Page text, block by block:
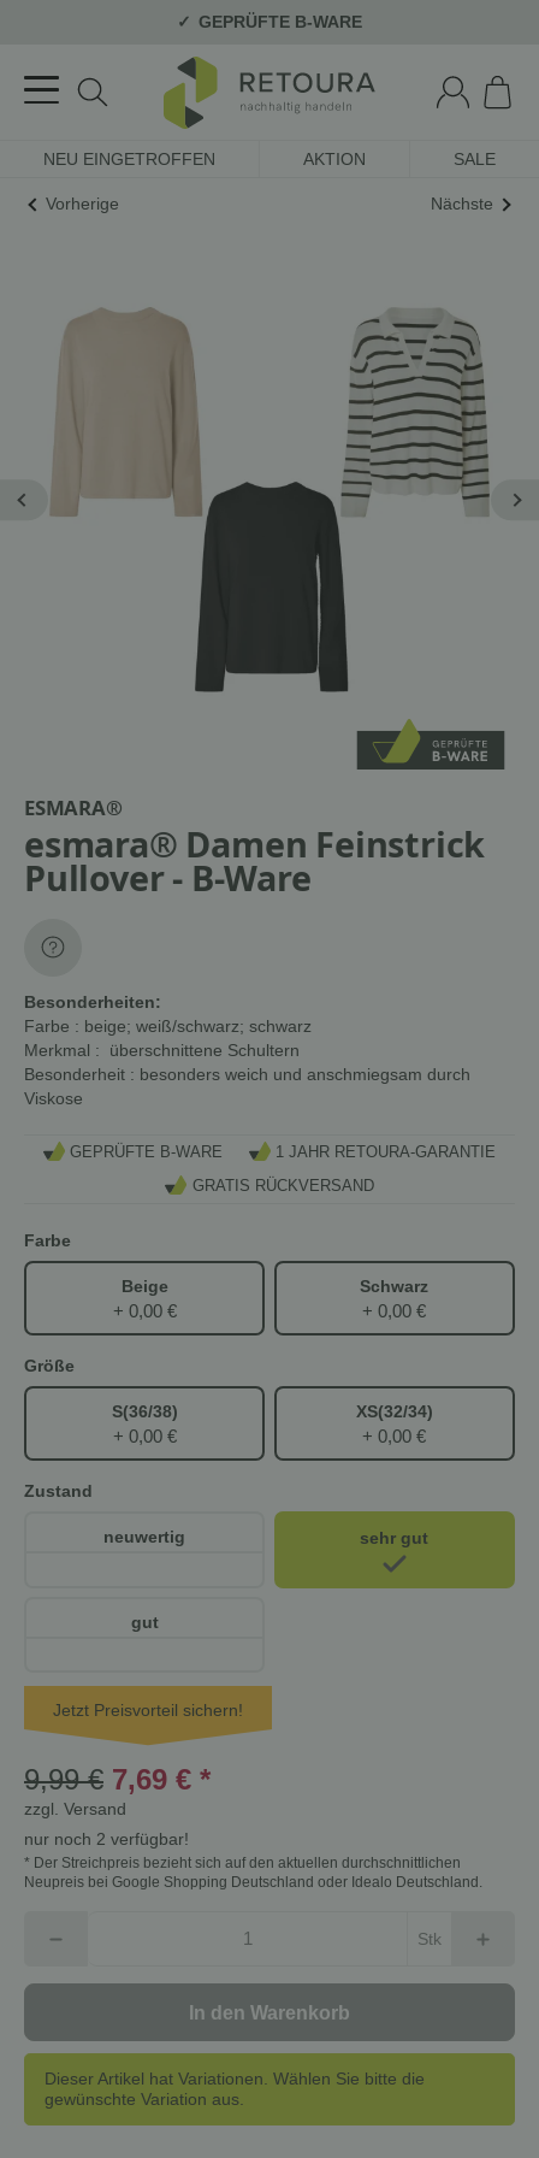
GEPRÜFTE B-WARE
NEU EINGETROFFEN AKTION SALE
Vorherige Nächste
ESMARA®
esmara® Damen Feinstrick
Pullover - B-Ware
Besonderheiten:
Farbe : beige; weiß/schwarz; schwarz
Merkmal : überschnittene Schultern
Besonderheit : besonders weich und anschmiegsam durch
Viskose
GEPRÜFTE B-WARE
1 JAHR RETOURA-GARANTIE
GRATIS RÜCKVERSAND
Farbe
Beige
+ 0,00 €
Schwarz
+ 0,00 €
Größe
S(36/38)
+ 0,00 €
XS(32/34)
+ 0,00 €
Zustand
neuwertig sehr gut
gut
Jetzt Preisvorteil sichern!
9,99 € 7,69 € *
zzgl. Versand
nur noch 2 verfügbar!
* Der Streichpreis bezieht sich auf den aktuellen durchschnittlichen
Neupreis bei Google Shopping Deutschland oder Idealo Deutschland.
Stk
In den Warenkorb
Dieser Artikel hat Variationen. Wählen Sie bitte die
gewünschte Variation aus.